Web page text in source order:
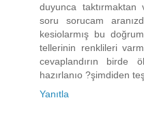
duyunca
soru sorucam
kesiolarmış bu
tellerinin renklileri
cevaplandırın birde
hazırlanıo ?şimdiden
Yanıtla